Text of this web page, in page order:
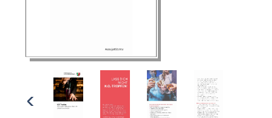
Vorherige
Seite